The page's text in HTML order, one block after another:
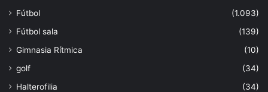
Fútbol
(1.093)
Fútbol sala
(139)
Gimnasia Rítmica
(10)
golf
(34)
Halterofilia
(34)